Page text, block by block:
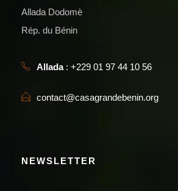
Allada Dodomè
Rép. du Bénin
Allada: +229 01 97 44 10 56
contact@casagrandebenin.org
NEWSLETTER